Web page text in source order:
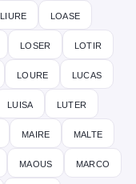
liure loase
loser lotir
loure lucas
luisa luter
maire malte
maous marco